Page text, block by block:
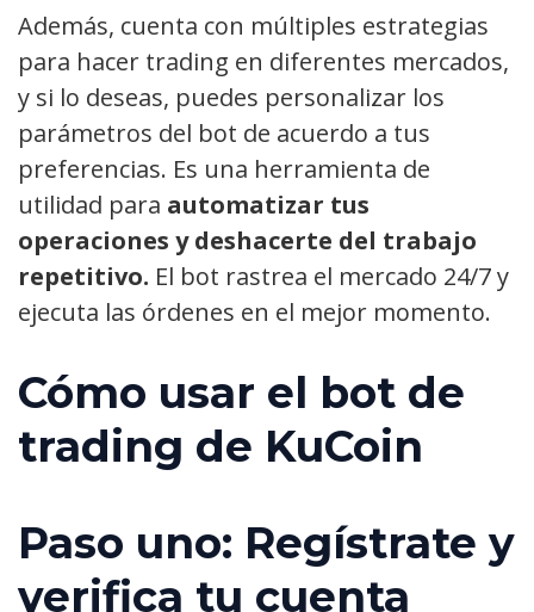
Además, cuenta con múltiples estrategias
para hacer trading en diferentes mercados,
y si lo deseas, puedes personalizar los
parámetros del bot de acuerdo a tus
preferencias. Es una herramienta de
utilidad para automatizar tus
operaciones y deshacerte del trabajo
repetitivo. El bot rastrea el mercado 24/7 y
ejecuta las órdenes en el mejor momento.
Cómo usar el bot de
trading de KuCoin
Paso uno: Regístrate y
verifica tu cuenta